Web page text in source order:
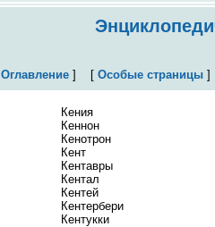
Оглавление] [ Особые страницы
Кения
Кеннон
Кенотрон
Кент
Кентавры
Кентал
Кентей
Кентербери
Кентукки